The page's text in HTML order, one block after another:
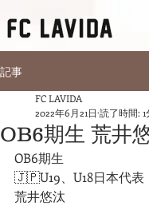
記事
OB6期生 荒井
FC LAVIDA
2022年6月21日 読了時間: 1
OB6期生
🇯🇵U19、U18日本代表
荒井悠汰